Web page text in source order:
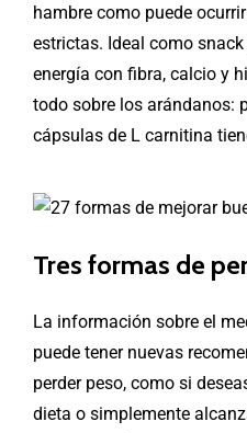
hambre como puede
estrictas. Ideal como
energía con fibra, calcio y
todo sobre los arándanos:
cápsulas de L carnitina
Tres formas de
La información sobre el
puede tener nuevas
perder peso, como si
dieta o simplemente